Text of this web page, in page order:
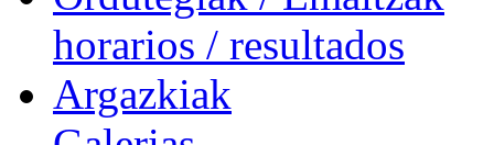
horarios / resultados
Argazkiak